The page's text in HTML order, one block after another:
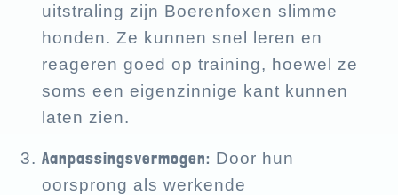
uitstraling zijn Boerenfoxen slimme
honden. Ze kunnen snel leren en
reageren goed op training, hoewel ze
soms een eigenzinnige kant kunnen
laten zien.
Aanpassingsvermogen: Door hun
oorsprong als werkende